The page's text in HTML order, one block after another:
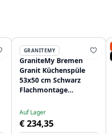
GRANITEMY
GraniteMy Bremen
Granit Küchenspüle
53x50 cm Schwarz
Flachmontage
Aufliegend mit
Hahnlochbank
1208952256
Auf Lager
€ 234,35